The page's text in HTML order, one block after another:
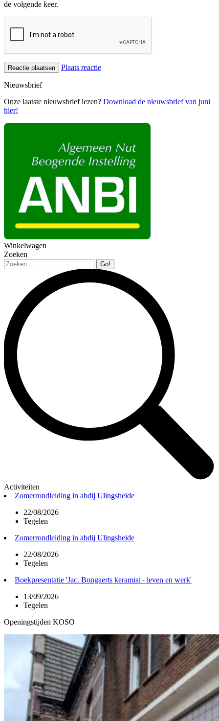
de volgende keer.
Plaats reactie
Nieuwsbrief
Onze laatste nieuwsbrief lezen? Download de nieuwsbrief van juni
hier!
Winkelwagen
Zoeken
Zoeken:
Activiteiten
Zomerrondleiding in abdij Ulingsheide
22/08/2026
Tegelen
Zomerrondleiding in abdij Ulingsheide
22/08/2026
Tegelen
Boekpresentatie 'Jac. Bongaerts keramist - leven en werk'
13/09/2026
Tegelen
Openingstijden KOSO